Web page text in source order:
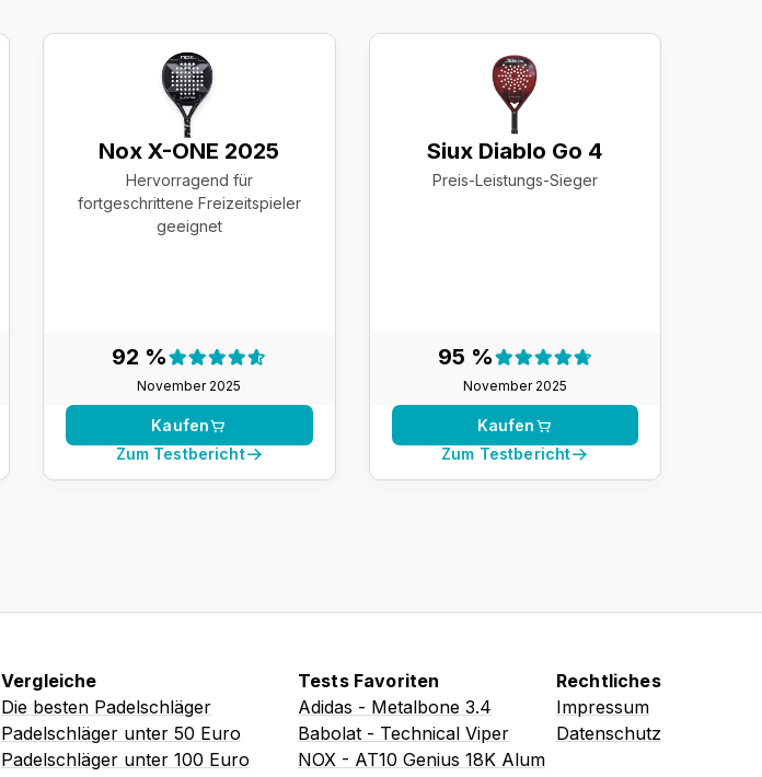
Nox X-ONE 2025
Hervorragend für
fortgeschrittene Freizeitspieler
geeignet
92 %
November 2025
Testergebnis:
92 %
Kaufen
Zum Testbericht
Siux Diablo Go 4
Preis-Leistungs-Sieger
95 %
November 2025
Testergebnis:
95 %
Kaufen
Zum Testbericht
Vergleiche
Die besten Padelschläger
Padelschläger unter 50 Euro
Padelschläger unter 100 Euro
Tests Favoriten
Adidas - Metalbone 3.4
Babolat - Technical Viper
NOX - AT10 Genius 18K Alum
Rechtliches
Impressum
Datenschutz